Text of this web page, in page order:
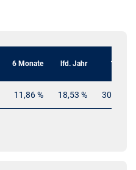
6 Monate lfd. Jahr 1 Jahr
11,86 % 18,53 % 30,18 %